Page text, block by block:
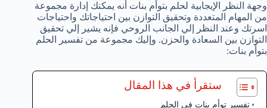
وجهة النظر الإيجابية لحلم بتوأم بنات أنه يمكنك إدارة مجموعة
من المهام المتعددة وتحقيق التوازن بين احتياجاتك واحتياجات
اسرتك وعند النظر إلي الجانب الروحي فإنه يشير إلي تحقيق
التوازن بين السعادة والحزن. وإليك مجموعة من تفسير الحلم
بتوأم بنات:
ستقرأ في هذا المقال
تفسير توأم بنات في الحلم